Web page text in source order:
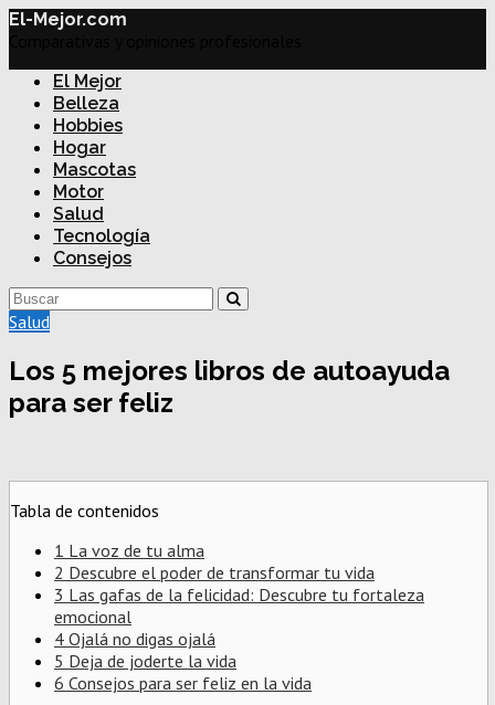
El-Mejor.com
El Mejor
Belleza
Hobbies
Hogar
Mascotas
Motor
Salud
Tecnología
Consejos
Salud
Los 5 mejores libros de autoayuda
para ser feliz
Tabla de contenidos
1 La voz de tu alma
2 Descubre el poder de transformar tu vida
3 Las gafas de la felicidad: Descubre tu fortaleza
emocional
4 Ojalá no digas ojalá
5 Deja de joderte la vida
6 Consejos para ser feliz en la vida